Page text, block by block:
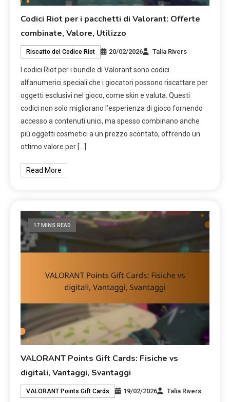
Codici Riot per i pacchetti di Valorant: Offerte
combinate, Valore, Utilizzo
Riscatto del Codice Riot 20/02/2026 Talia Rivers
I codici Riot per i bundle di Valorant sono codici
alfanumerici speciali che i giocatori possono riscattare per
oggetti esclusivi nel gioco, come skin e valuta. Questi
codici non solo migliorano l’esperienza di gioco fornendo
accesso a contenuti unici, ma spesso combinano anche
più oggetti cosmetici a un prezzo scontato, offrendo un
ottimo valore per […]
Read More
17 MINS READ
VALORANT Points Gift Cards: Fisiche vs
digitali, Vantaggi, Svantaggi
VALORANT Points Gift Cards 19/02/2026 Talia Rivers